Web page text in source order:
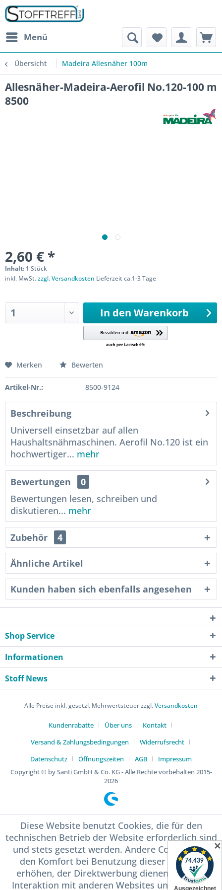
Menü
Übersicht Madeira Allesnäher 100m
Allesnäher-Madeira-Aerofil No.120-100 m
8500
2,60 € *
Inhalt: 1 Stück
inkl. MwSt.zzgl. Versandkosten Lieferzeit ca.1-3 Tage
In den Warenkorb
Merken Bewerten
Artikel-Nr.: 8500-9124
Beschreibung
Universell einsetzbar auf allen
Haushaltsnähmaschinen. Aerofil No.120 ist ein
hochwertiger... mehr
Bewertungen
0
Bewertungen lesen, schreiben und
diskutieren... mehr
Zubehör 4
Ähnliche Artikel
Kunden haben sich ebenfalls angesehen
Shop Service
Informationen
Stoff News
Alle Preise inkl. gesetzl. Mehrwertsteuer zzgl.Versandkosten
Kundenrabatte Über uns
Kontakt
Versand & Zahlungsbedingungen
Widerrufsrecht
Datenschutz
Öffnungszeiten AGB
Impressum
Copyright © by Santi GmbH & Co. KG - Alle Rechte vorbehalten 2015-
2026
Diese Website benutzt Cookies, die für den
technischen Betrieb der Website erforderlich sind
und stets gesetzt werden. Andere Cookies, die
den Komfort bei Benutzung dieser Website
erhöhen, der Direktwerbung dienen oder die
Interaktion mit anderen Websites und sozialen
✕